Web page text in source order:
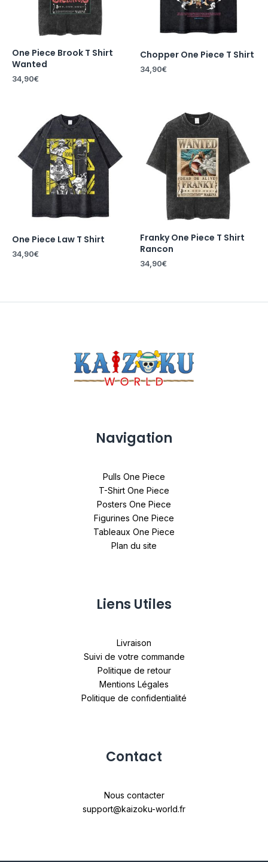
One Piece Brook T Shirt
Wanted
34,90€
Chopper One Piece T Shirt
34,90€
One Piece Law T Shirt
34,90€
Franky One Piece T Shirt
Rancon
34,90€
Navigation
Pulls One Piece
T-Shirt One Piece
Posters One Piece
Figurines One Piece
Tableaux One Piece
Plan du site
Liens Utiles
Livraison
Suivi de votre commande
Politique de retour
Mentions Légales
Politique de confidentialité
Contact
Nous contacter
support@kaizoku-world.fr